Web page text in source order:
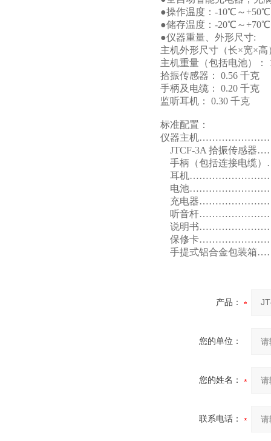
●操作温度：-10℃～+50℃
●储存温度：-20℃～+70℃
●仪器重量、外形尺寸:
主机外形尺寸（长×宽×高
主机重量（包括电池）：
拾振传感器： 0.56 千克
手柄及电缆： 0.20 千克
监听耳机： 0.30 千克
标准配置：
仪器主机
JTCF-3A 拾振传
手柄（包括连接电
耳机
电池
充电器
听音杆
说明书
保修卡
手提式铝合金包
产品：
您的单位：
您的姓名：
联系电话：